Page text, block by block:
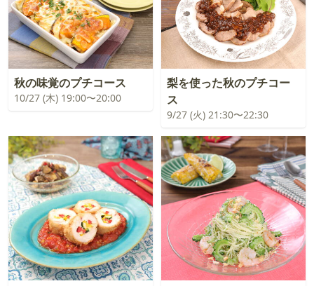
秋の味覚のプチコース
10/27 (木) 19:00〜20:00
梨を使った秋のプチコー
ス
9/27 (火) 21:30〜22:30